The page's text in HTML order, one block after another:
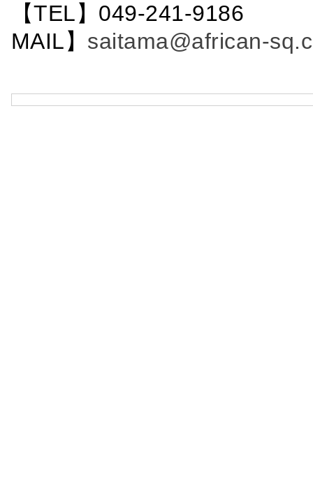
【TEL】049-241-
MAIL】 saitama@african-